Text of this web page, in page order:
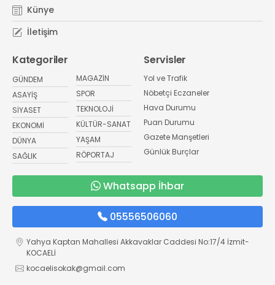
Künye
İletişim
Kategoriler
GÜNDEM
ASAYİŞ
SİYASET
EKONOMİ
DÜNYA
SAĞLIK
MAGAZİN
SPOR
TEKNOLOJİ
KÜLTÜR-SANAT
YAŞAM
RÖPORTAJ
Servisler
Yol ve Trafik
Nöbetçi Eczaneler
Hava Durumu
Puan Durumu
Gazete Manşetleri
Günlük Burçlar
Whatsapp İhbar
05556506060
Yahya Kaptan Mahallesi Akkavaklar Caddesi No:17/4 İzmit-
KOCAELİ
kocaelisokak@gmail.com